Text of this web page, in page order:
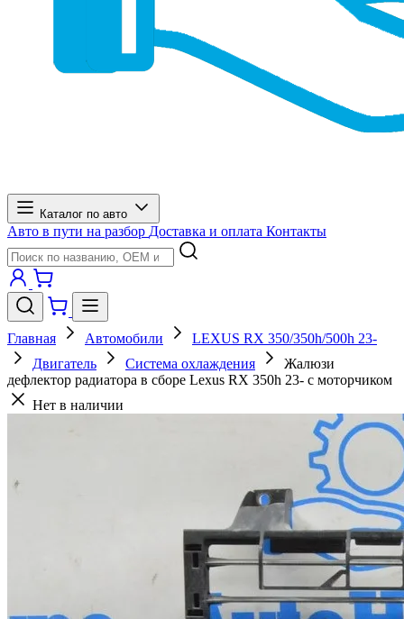
Каталог по авто
Авто в пути на разбор Доставка и оплата Контакты
Главная Автомобили
LEXUS RX 350/350h/500h 23-
Двигатель
Система охлаждения
Жалюзи
дефлектор радиатора в сборе Lexus RX 350h 23- с моторчиком
Нет в наличии